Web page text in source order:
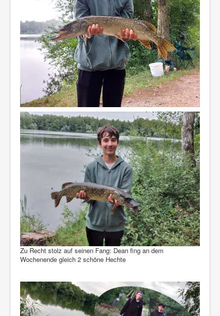
Zu Recht stolz auf seinen Fang: Dean fing an dem
Wochenende gleich 2 schöne Hechte